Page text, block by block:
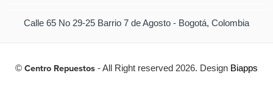
Calle 65 No 29-25 Barrio 7 de Agosto - Bogotá, Colombia
© Centro Repuestos - All Right reserved 2026. Design Biapps